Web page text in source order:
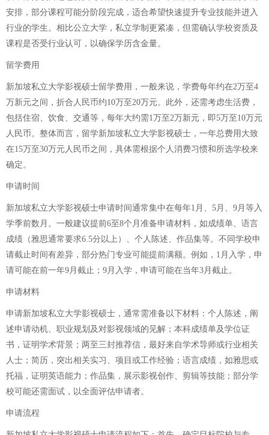
安排，部分课程可能分阶段完成，适合希望快速提升专业技能并进入
行业的学生。相比公立大学，私立学制更紧凑，但需确认学校资质及
课程是否受行业认可，以确保学历含金量。
留学费用
新加坡私立大学影视硕士留学费用，一般来说，学费每年约在2万至4
万新元之间，折合人民币约10万至20万元。此外，还需考虑生活费，
包括住宿、饮食、交通等，每年大约需1万至2万新元，即5万至10万元
人民币。整体而言，留学新加坡私立大学影视硕士，一年总费用大致
在15万至30万元人民币之间，具体需根据个人消费习惯和所选学校来
确定。
申请时间
新加坡私立大学影视硕士申请时间通常集中在每年1月、5月、9月等入
学季前数月。一般建议提前6至8个月准备申请材料，如成绩单、语言
成绩（雅思通常要求6.5分以上）、个人陈述、作品集等。不同学校申
请截止时间有差异，部分热门专业可能提前满额。例如，1月入学，申
请可能在前一年9月截止；9月入学，申请可能在当年3月截止。
申请材料
申请新加坡私立大学影视硕士，通常需准备以下材料：个人陈述，阐
述申请动机、职业规划及对影视领域的见解；本科成绩单及学位证
书，证明学术背景；两至三封推荐信，最好来自学术导师或行业相关
人士；简历，突出相关实习、项目或工作经验；语言成绩，如雅思或
托福，证明英语能力；作品集，展示影视创作、剪辑等技能；部分学
校可能还需面试，以全面评估申请者。
申请流程